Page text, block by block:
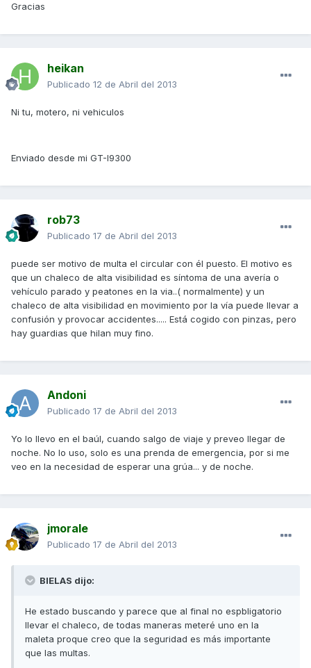
Gracias
heikan
Publicado 12 de Abril del 2013
Ni tu, motero, ni vehiculos
Enviado desde mi GT-I9300
rob73
Publicado 17 de Abril del 2013
puede ser motivo de multa el circular con él puesto. El motivo es
que un chaleco de alta visibilidad es síntoma de una avería o
vehículo parado y peatones en la via..( normalmente) y un
chaleco de alta visibilidad en movimiento por la vía puede llevar a
confusión y provocar accidentes..... Está cogido con pinzas, pero
hay guardias que hilan muy fino.
Andoni
Publicado 17 de Abril del 2013
Yo lo llevo en el baúl, cuando salgo de viaje y preveo llegar de
noche. No lo uso, solo es una prenda de emergencia, por si me
veo en la necesidad de esperar una grúa... y de noche.
jmorale
Publicado 17 de Abril del 2013
BIELAS dijo:
He estado buscando y parece que al final no espbligatorio
llevar el chaleco, de todas maneras meteré uno en la
maleta proque creo que la seguridad es más importante
que las multas.